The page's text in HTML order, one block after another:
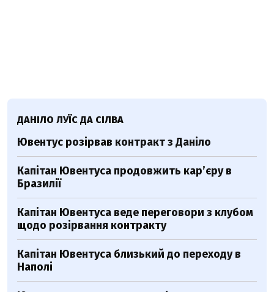
ДАНІЛО ЛУЇС ДА СІЛВА
Ювентус розірвав контракт з Даніло
Капітан Ювентуса продовжить кар’єру в
Бразилії
Капітан Ювентуса веде переговори з клубом
щодо розірвання контракту
Капітан Ювентуса близький до переходу в
Наполі